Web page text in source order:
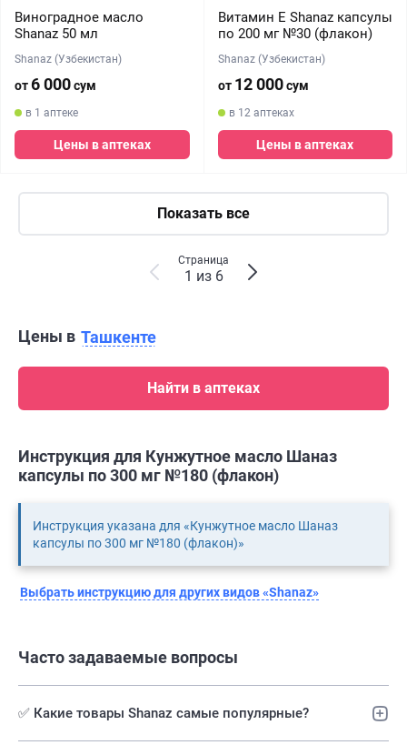
Виноградное масло
Shanaz 50 мл
Shanaz (Узбекистан)
от6 000сум
в 1 аптеке
Цены в аптеках
Витамин Е Shanaz капсулы
по 200 мг №30 (флакон)
Shanaz (Узбекистан)
от 12 000сум
в 12 аптеках
Цены в аптеках
Показать все
Страница
1 из 6
Цены в Ташкенте
Найти в аптеках
Инструкция для Кунжутное масло Шаназ
капсулы по 300 мг №180 (флакон)
Инструкция указана для «Кунжутное масло Шаназ
капсулы по 300 мг №180 (флакон)»
Выбрать инструкцию для других видов «Shanaz»
Часто задаваемые вопросы
✅ Какие товары Shanaz самые популярные?